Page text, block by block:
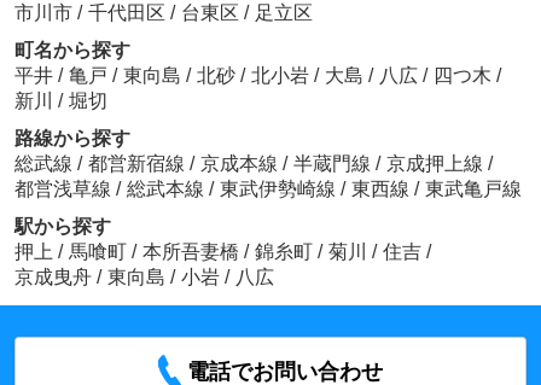
市川市 / 千代田区 / 台東区 / 足立区
町名から探す
平井 / 亀戸 / 東向島 / 北砂 / 北小岩 / 大島 / 八広 / 四つ木 /
新川 / 堀切
路線から探す
総武線 / 都営新宿線 / 京成本線 / 半蔵門線 / 京成押上線 /
都営浅草線 / 総武本線 / 東武伊勢崎線 / 東西線 / 東武亀戸線
駅から探す
押上 / 馬喰町 / 本所吾妻橋 / 錦糸町 / 菊川 / 住吉 /
京成曳舟 / 東向島 / 小岩 / 八広
電話でお問い合わせ